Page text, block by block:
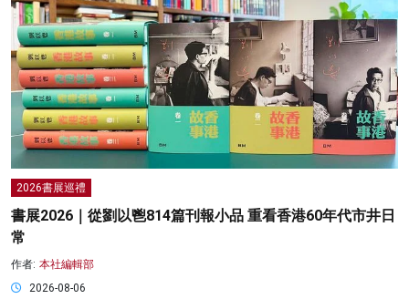
2026書展巡禮
書展2026｜從劉以鬯814篇刊報小品 重看香港60年代市井日
常
作者: 本社編輯部
2026-08-06